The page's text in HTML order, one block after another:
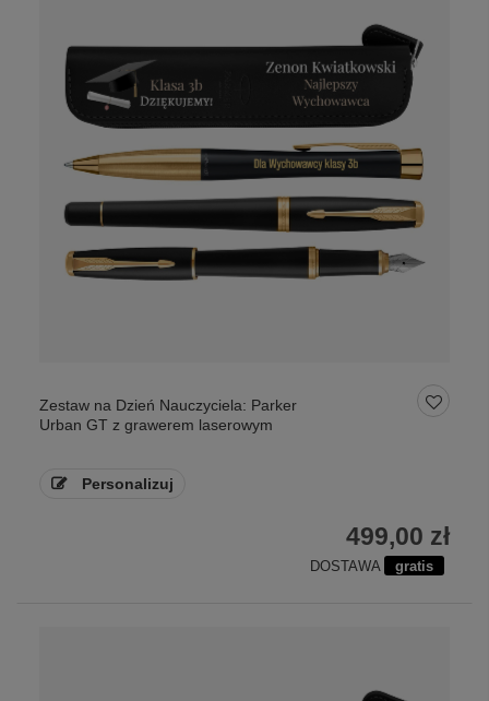
Zestaw na Dzień Nauczyciela: Parker
Urban GT z grawerem laserowym
Personalizuj
499,00 zł
DOSTAWA gratis